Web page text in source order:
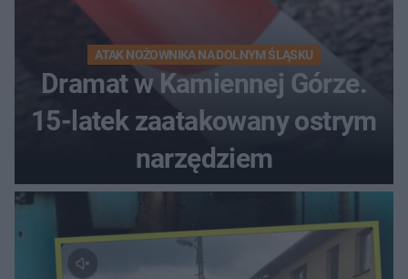
ATAK NOŻOWNIKA NA DOLNYM ŚLĄSKU
Dramat w Kamiennej Górze.
15-latek zaatakowany ostrym
narzędziem